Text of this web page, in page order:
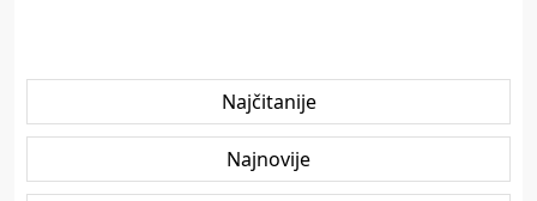
Najčitanije
Najnovije